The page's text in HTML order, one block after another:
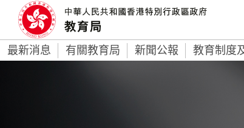
最新消息 有關教育局 新聞公報 教育制度